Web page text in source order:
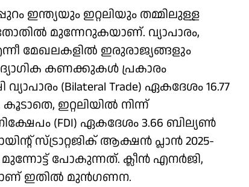
ഇന്ത്യയും ഇറ്റലിയും തമ്മിലുള്ള
മുന്നേറുകയാണ്. വ്യാപാരം,
മേഖലകളില്‍ ഇരുരാജ്യങ്ങളും
കണക്കുകള്‍ പ്രകാരം
(Bilateral Trade) ഏകദേശം 16.77
ഇറ്റലിയില്‍ നിന്ന്
(FDI) ഏകദേശം 3.66 ബില്യണ്‍
സ്ട്രാറ്റജിക് ആക്ഷന്‍ പ്ലാന്‍ 2025-
പോകുന്നത്. ക്ലീന്‍ എനര്‍ജി,
ഇതില്‍ മുന്‍ഗണന.